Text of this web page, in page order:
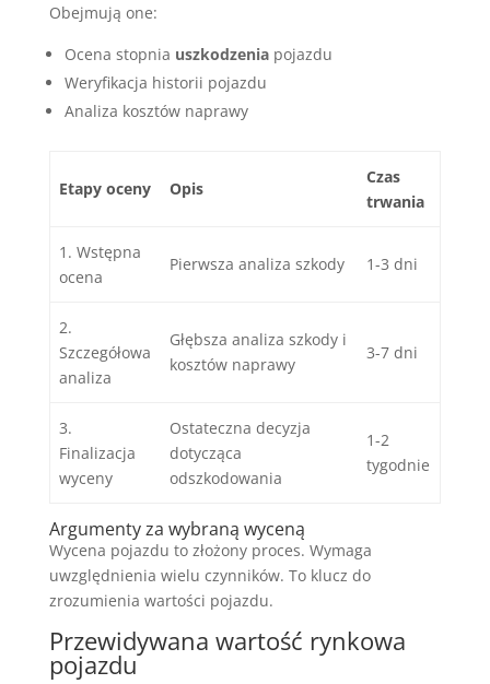
Obejmują one:
Ocena stopnia uszkodzeniapojazdu
Weryfikacja historii pojazdu
Analiza kosztów naprawy
Etapy oceny Opis
Czas
trwania
1. Wstępna
ocena
Pierwsza analiza szkody 1-3 dni
2.
Szczegółowa
analiza
Głębsza analiza szkody i
kosztów naprawy
3-7 dni
3.
Finalizacja
wyceny
Ostateczna decyzja
dotycząca
odszkodowania
1-2
tygodnie
Argumenty za wybraną wyceną
Wycena pojazdu to złożony proces. Wymaga
uwzględnienia wielu czynników. To klucz do
zrozumienia wartości pojazdu.
Przewidywana wartość rynkowa
pojazdu